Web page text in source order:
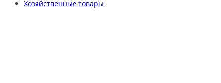
Хозяйственные товары